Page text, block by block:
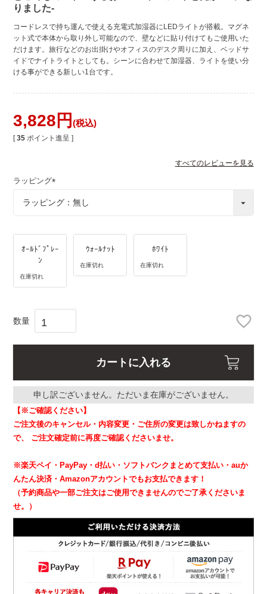
りました-
コードレスで持ち運んで使える充電式加湿器にLEDライトが搭載。マグネ
ット式で本体から取り外し可能なので、壁などに貼り付けてもご使用いた
だけます。旅行などのお出掛けやオフィスのデスク周りに加え、ベッドサ
イドでナイトライトとしても。シーンに合わせて加湿器、ライトを使い分
ける事ができる新しい1台です。
3,828 税込
[ 35 ポイント進呈 ]
すべてのレビューを見る
ラッピング
必
ｵｰﾙﾄﾞﾌﾟﾚｰ
ﾝ
在庫切れ
ｳｫｰﾙﾅｯﾄ
在庫切れ
ﾎﾜｲﾄ
在庫切れ
カートに入れる
申し訳ございません。ただいま在庫がございません。
【※ご確認ください】
ご注文後のキャンセル・内容変更・ご住所の変更は致しかねますの
で、
ご注文確定前に再度ご確認くださいませ。
※楽天ペイ・PayPay・d払い・ソフトバンクまとめて支払い・auか
んたん決済・Amazonアカウントでもお支払できます！
（予約商品や一部ご注文はご使用できませんのでご了承くださいま
せ。）